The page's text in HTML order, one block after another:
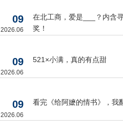
09
2026.06
在北工商，爱是___？内含
奖！
09
2026.06
521×小满，真的有点甜
09
2026.06
看完《给阿嬷的情书》，我